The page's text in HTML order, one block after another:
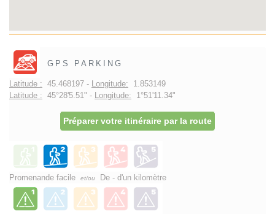
GPS PARKING
Latitude : 45.468197 - Longitude: 1.853149
Latitude : 45°28'5.51" - Longitude: 1°51'11.34"
Préparer votre itinéraire par la route
Promenande facile et/ou De - d'un kilomètre